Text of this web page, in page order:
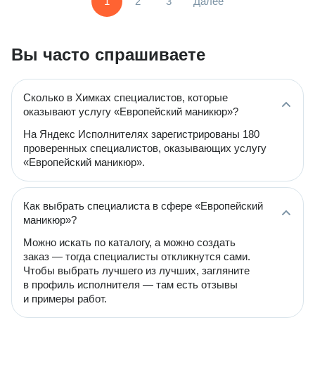
Вы часто спрашиваете
Сколько в Химках специалистов, которые
оказывают услугу «Европейский маникюр»?
На Яндекс Исполнителях зарегистрированы 180
проверенных специалистов, оказывающих услугу
«Европейский маникюр».
Как выбрать специалиста в сфере «Европейский
маникюр»?
Можно искать по каталогу, а можно создать
заказ — тогда специалисты откликнутся сами.
Чтобы выбрать лучшего из лучших, загляните
в профиль исполнителя — там есть отзывы
и примеры работ.